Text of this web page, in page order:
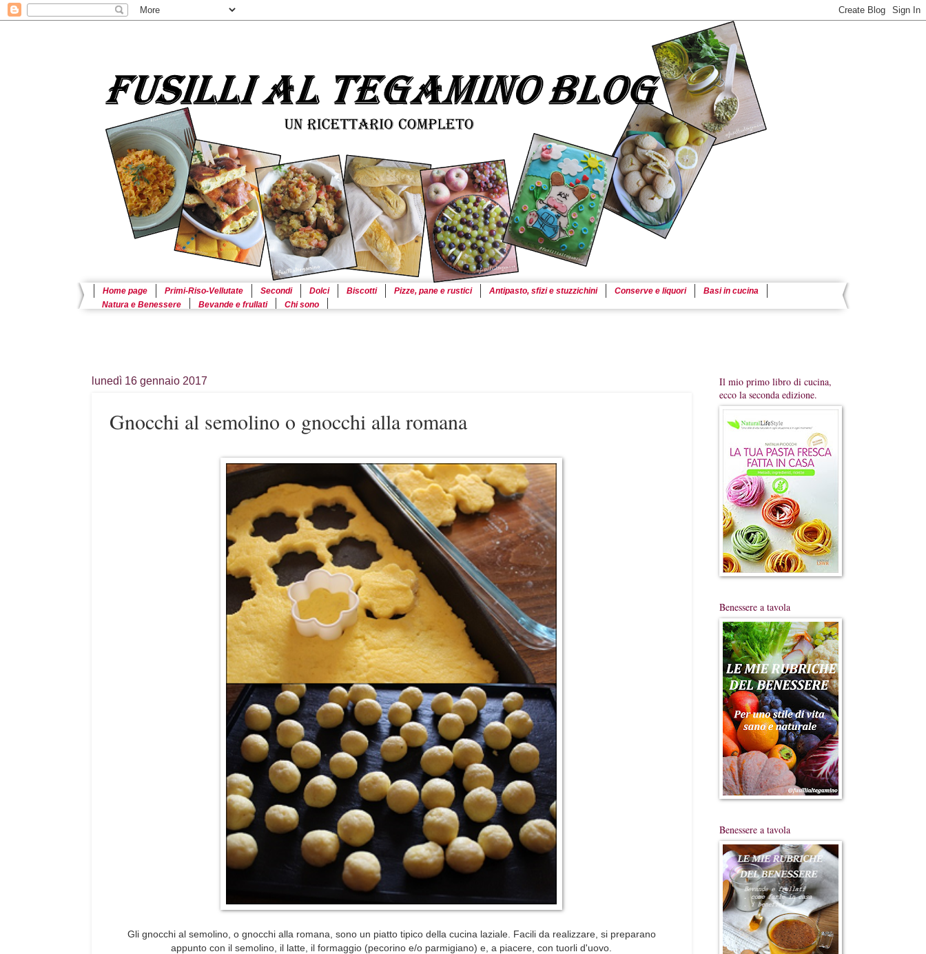
Home page Primi-Riso-Vellutate Secondi Dolci Biscotti Pizze, pane e rustici Antipasto, sfizi e stuzzichini Conserve e liquori
Basi in cucina
Natura e Benessere
Bevande e frullati Chi sono
lunedì 16 gennaio 2017
Gnocchi al semolino o gnocchi alla romana
Gli gnocchi al semolino, o gnocchi alla romana, sono un piatto tipico della cucina laziale. Facili da realizzare, si preparano
appunto con il semolino, il latte, il formaggio (pecorino e/o parmigiano) e, a piacere, con tuorli d'uovo.
Il mio primo libro di cucina,
ecco la seconda edizione.
Benessere a tavola
Benessere a tavola